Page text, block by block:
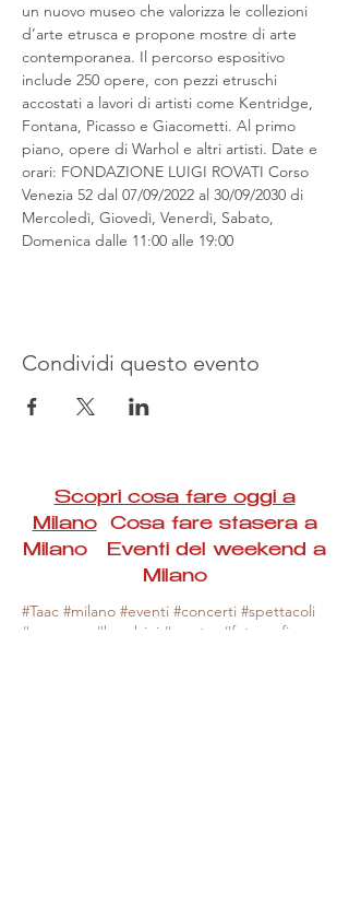
un nuovo museo che valorizza le collezioni
d’arte etrusca e propone mostre di arte
contemporanea. Il percorso espositivo
include 250 opere, con pezzi etruschi
accostati a lavori di artisti come Kentridge,
Fontana, Picasso e Giacometti. Al primo
piano, opere di Warhol e altri artisti. Date e
orari: FONDAZIONE LUIGI ROVATI Corso
Venezia 52 dal 07/09/2022 al 30/09/2030 di
Mercoledì, Giovedì, Venerdì, Sabato,
Domenica dalle 11:00 alle 19:00
Condividi questo evento
Scopri cosa fare oggi a
MilanoCosa fare stasera a
Milano Eventi del weekend a
Milano
#Taac #milano #eventi #concerti #spettacoli
#rassegne #bambini #mostre #fotografia